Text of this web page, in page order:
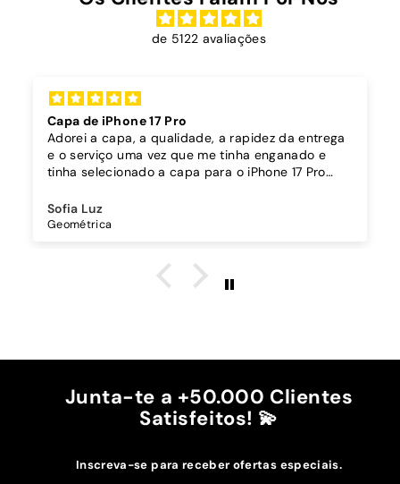
de 5122 avaliações
Capa de iPhone 17 Pro
Adorei a capa, a qualidade, a rapidez da entrega
e o serviço uma vez que me tinha enganado e
tinha selecionado a capa para o iPhone 17 Pro
alertada pela equipa da Instacase antes do envio,
evitando ter que trocar depois de receber. Muito
Sofia Luz
Geométrica
Junta-te a +50.000 Clientes
Satisfeitos! 💫
Inscreva-se para receber ofertas especiais.